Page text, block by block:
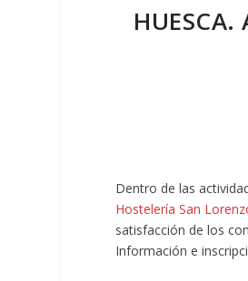
Dentro de las
Hostelería San
satisfacción de los
Información e